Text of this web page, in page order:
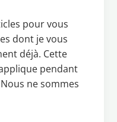
pour vous
dont je vous
déjà. Cette
pendant
ne sommes